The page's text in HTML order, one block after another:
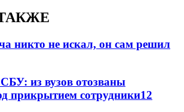
никто не искал, он сам решил
СБУ: из вузов отозваны
прикрытием сотрудники12